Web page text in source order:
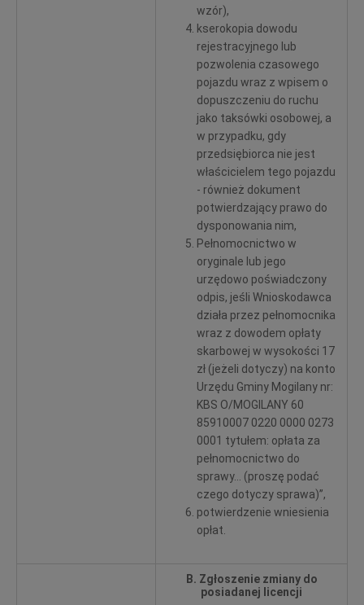
wzór),
kserokopia dowodu
rejestracyjnego lub
pozwolenia czasowego
pojazdu wraz z wpisem o
dopuszczeniu do ruchu
jako taksówki osobowej, a
w przypadku, gdy
przedsiębiorca nie jest
właścicielem tego pojazdu
- również dokument
potwierdzający prawo do
dysponowania nim,
Pełnomocnictwo w
oryginale lub jego
urzędowo poświadczony
odpis, jeśli Wnioskodawca
działa przez pełnomocnika
wraz z dowodem opłaty
skarbowej w wysokości 17
zł (jeżeli dotyczy) na konto
Urzędu Gminy Mogilany nr:
KBS O/MOGILANY 60
85910007 0220 0000 0273
0001 tytułem: opłata za
pełnomocnictwo do
sprawy... (proszę podać
czego dotyczy sprawa)’’,
potwierdzenie wniesienia
opłat.
B. Zgłoszenie zmiany do
posiadanej licencji